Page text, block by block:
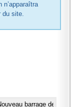
du site.